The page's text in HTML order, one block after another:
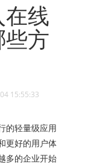
线
方
15:55:33
轻量级应用
更好的用户体
多的企业开始